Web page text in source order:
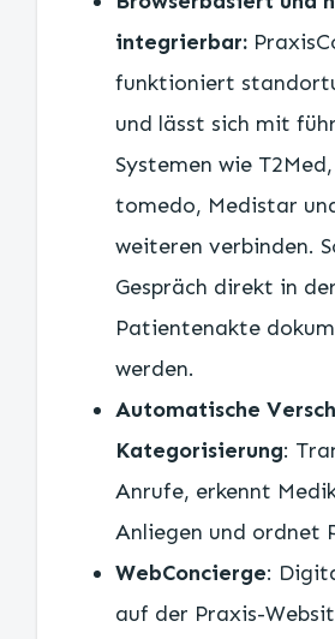
integrierbar:
funktioniert
und lässt sich mit
Systemen wie
tomedo, Medistar
weiteren verbinden.
Gespräch direkt in der
Patientenakte
werden.
Automatische
Kategorisierung:
Anrufe, erkennt
Anliegen und ordnet
WebConcierge:
auf der Praxis-